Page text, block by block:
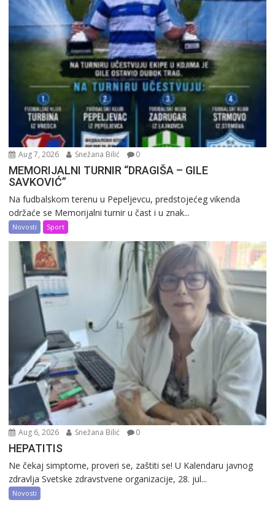
Aug 7, 2026 Snežana Bilić 0
MEMORIJALNI TURNIR “DRAGIŠA – GILE
SAVKOVIĆ”
Na fudbalskom terenu u Pepeljevcu, predstojećeg vikenda
održaće se Memorijalni turnir u čast i u znak...
Novosti Sport
Aug 6, 2026 Snežana Bilić 0
HEPATITIS
Ne čekaj simptome, proveri se, zaštiti se! U Kalendaru javnog
zdravlja Svetske zdravstvene organizacije, 28. jul...
Novosti